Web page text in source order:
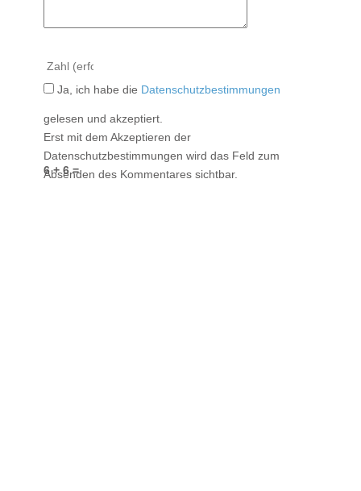
6 + 6 =
Ja, ich habe die Datenschutzbestimmungen
gelesen und akzeptiert.
Erst mit dem Akzeptieren der
Datenschutzbestimmungen wird das Feld zum
Absenden des Kommentares sichtbar.